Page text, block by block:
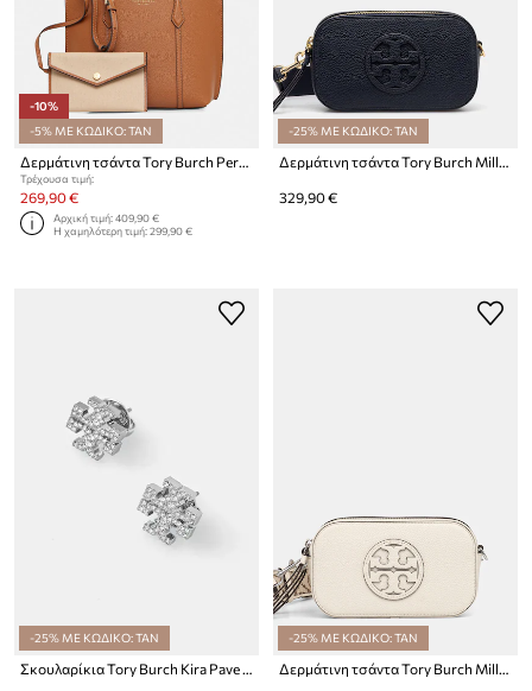
-10%
-5% ΜΕ ΚΩΔΙΚΟ: TAN
Τρέχουσα τιμή:
269,90 €
Αρχική τιμή:409,90 €
Η χαμηλότερη τιμή:299,90 €
-25% ΜΕ ΚΩΔΙΚΟ: TAN
329,90 €
-25% ΜΕ ΚΩΔΙΚΟ: TAN
Σκουλαρίκια Tory Burch Kira Pave Stud
-25% ΜΕ ΚΩΔΙΚΟ: TAN
Δερμάτινη τσάντα Tory Burch Miller Mini Crossbody Miller